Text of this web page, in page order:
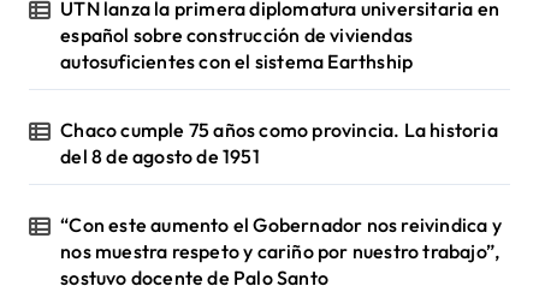
UTN lanza la primera diplomatura universitaria en
español sobre construcción de viviendas
autosuficientes con el sistema Earthship
Chaco cumple 75 años como provincia. La historia
del 8 de agosto de 1951
“Con este aumento el Gobernador nos reivindica y
nos muestra respeto y cariño por nuestro trabajo”,
sostuvo docente de Palo Santo